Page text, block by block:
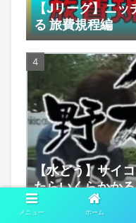
【Jリーグ】ニッ
る 旅費規程編
【水どう】サイ
たらいくらかか
メニュー ホーム